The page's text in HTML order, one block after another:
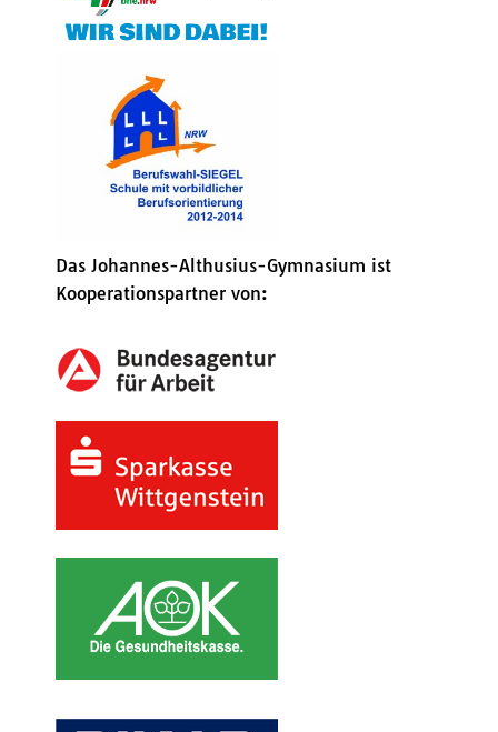
Das Johannes-Althusius-Gymnasium ist
Kooperationspartner von: